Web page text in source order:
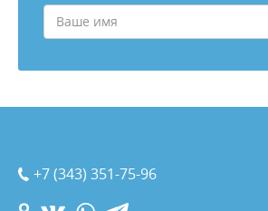
+7 (343) 351-75-96